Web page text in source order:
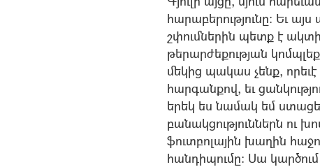
հարաբերությունը: Եւ
շփումներին պետք է
թերարժեքության
մեկից պակաս չենք,
հարգանքով, եւ
երեկ ես նամակ եմ
բանակցություններն ու
ֆուտբոլային խաղին
հանդիպումը: Սա